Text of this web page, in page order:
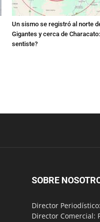
Un sismo se registró al norte
Gigantes y cerca de
sentiste?
SOBRE
Director
Director Comercial: